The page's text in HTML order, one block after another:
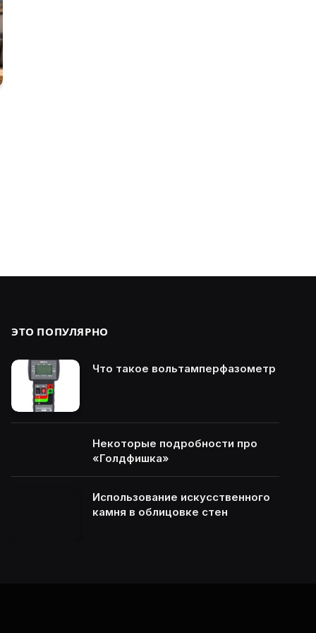
ЭТО ПОПУЛЯРНО
Что такое вольтамперфазометр
Некоторые подробности про
«Голдфишка»
Использование искусственного
камня в облицовке стен